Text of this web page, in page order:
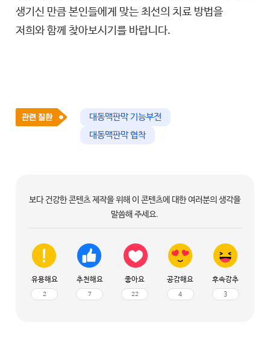
생기신 만큼 본인들에게 맞는 최선의 치료 방법을
저희와 함께 찾아보시기를 바랍니다.
대동맥판막 기능부전
대동맥판막 협착
보다 건강한 콘텐츠 제작을 위해 이 콘텐츠에 대한 여러분의 생각을
말씀해 주세요.
유용해요
2
추천해요
7
좋아요
22
공감해요
4
후속강추
3